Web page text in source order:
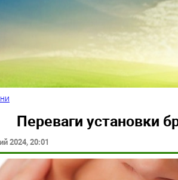
Переваги установки
2024, 20:01